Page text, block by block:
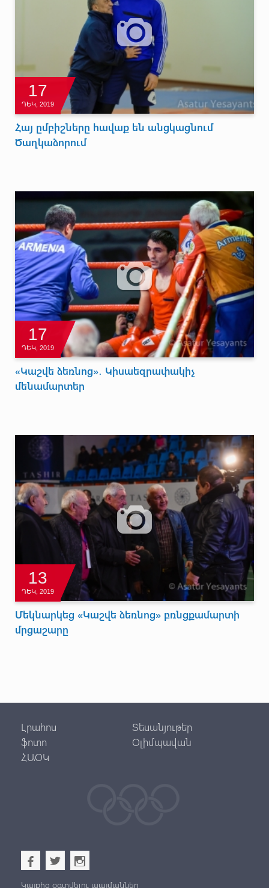
17
ԴԵԿ, 2019
Հայ ըմբիշները հավաք են անցկացնում
Ծաղկաձորում
17
ԴԵԿ, 2019
«Կաշվե ձեռնոց»․ Կիսաեզրափակիչ
մենամարտեր
13
ԴԵԿ, 2019
Մեկնարկեց «Կաշվե ձեռնոց» բռնցքամարտի
մրցաշարը
Լրահոս
Տեսանյութեր
ֆոտո
Օլիմպավան
ՀԱՕԿ
b a x
Կայքից օգտվելու պայմաններ